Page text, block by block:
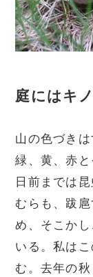
庭にはキ
山の色づき
緑、黄、赤
日前までは
むらも、跋
め、そこか
いる。私は
む。去年の